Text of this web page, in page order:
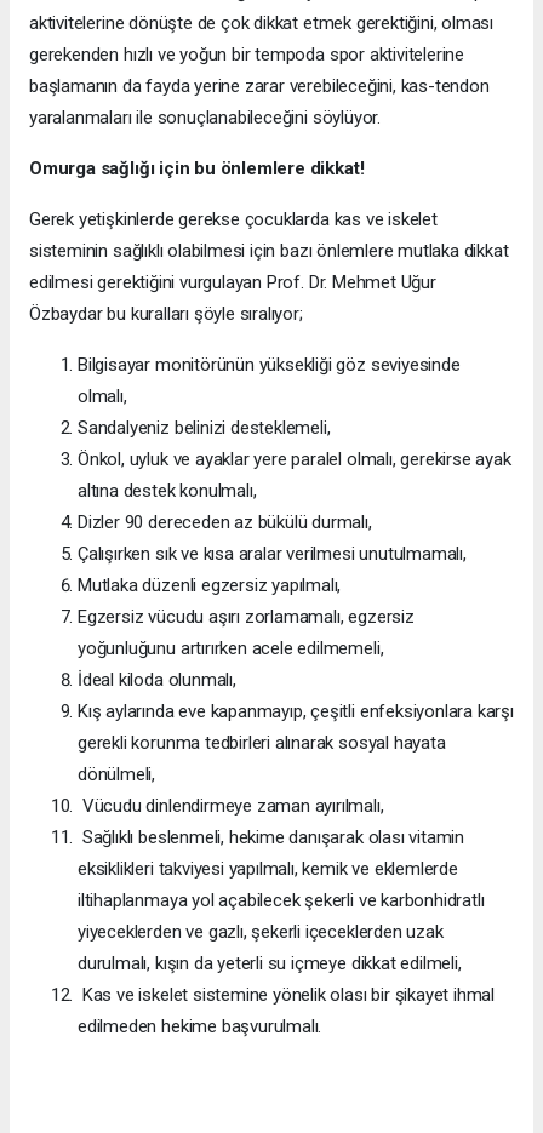
aktivitelerine dönüşte de çok dikkat etmek gerektiğini, olması
gerekenden hızlı ve yoğun bir tempoda spor aktivitelerine
başlamanın da fayda yerine zarar verebileceğini, kas-tendon
yaralanmaları ile sonuçlanabileceğini söylüyor.
Omurga sağlığı için bu önlemlere dikkat!
Gerek yetişkinlerde gerekse çocuklarda kas ve iskelet
sisteminin sağlıklı olabilmesi için bazı önlemlere mutlaka dikkat
edilmesi gerektiğini vurgulayan Prof. Dr. Mehmet Uğur
Özbaydar bu kuralları şöyle sıralıyor;
Bilgisayar monitörünün yüksekliği göz seviyesinde
olmalı,
Sandalyeniz belinizi desteklemeli,
Önkol, uyluk ve ayaklar yere paralel olmalı, gerekirse ayak
altına destek konulmalı,
Dizler 90 dereceden az bükülü durmalı,
Çalışırken sık ve kısa aralar verilmesi unutulmamalı,
Mutlaka düzenli egzersiz yapılmalı,
Egzersiz vücudu aşırı zorlamamalı, egzersiz
yoğunluğunu artırırken acele edilmemeli,
İdeal kiloda olunmalı,
Kış aylarında eve kapanmayıp, çeşitli enfeksiyonlara karşı
gerekli korunma tedbirleri alınarak sosyal hayata
dönülmeli,
Vücudu dinlendirmeye zaman ayırılmalı,
Sağlıklı beslenmeli, hekime danışarak olası vitamin
eksiklikleri takviyesi yapılmalı, kemik ve eklemlerde
iltihaplanmaya yol açabilecek şekerli ve karbonhidratlı
yiyeceklerden ve gazlı, şekerli içeceklerden uzak
durulmalı, kışın da yeterli su içmeye dikkat edilmeli,
Kas ve iskelet sistemine yönelik olası bir şikayet ihmal
edilmeden hekime başvurulmalı.